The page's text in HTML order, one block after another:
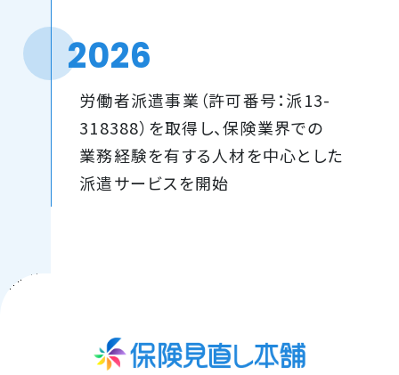
2026
労働者派遣事業（許可番号：派13-
318388）を取得し、保険業界での
業務経験を有する人材を中心とした
派遣サービスを開始